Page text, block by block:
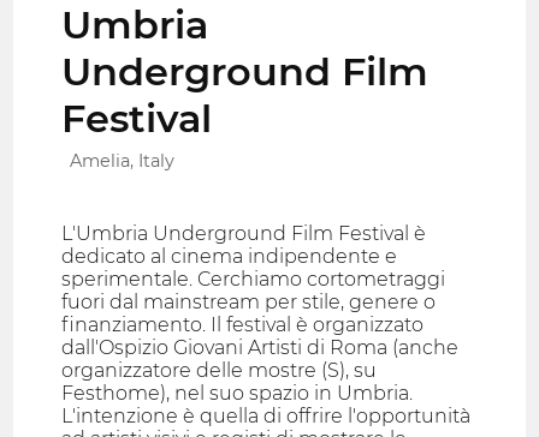
Umbria
Underground Film
Festival
Amelia, Italy
L'Umbria Underground Film Festival è
dedicato al cinema indipendente e
sperimentale. Cerchiamo cortometraggi
fuori dal mainstream per stile, genere o
finanziamento. Il festival è organizzato
dall'Ospizio Giovani Artisti di Roma (anche
organizzatore delle mostre (S), su
Festhome), nel suo spazio in Umbria.
L'intenzione è quella di offrire l'opportunità